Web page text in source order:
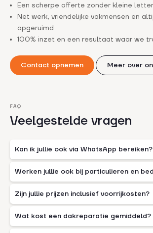
Een scherpe offerte zonder kleine
Net werk, vriendelijke vakmensen en
opgeruimd
100% inzet en een resultaat waar we
Contact opnemen Meer over
FAQ
Veelgestelde vragen
Kan ik jullie ook via WhatsApp bereiken?
Werken jullie ook bij particulieren en
Zijn jullie prijzen inclusief voorrijkosten?
Wat kost een dakreparatie gemiddeld?